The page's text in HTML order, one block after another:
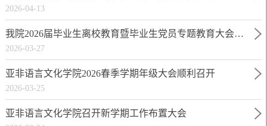
2026-04-13
我院2026届毕业生离校教育暨毕业生党员专题教育大会顺利召开
2026-03-27
亚非语言文化学院2026春季学期年级大会顺利召开
2026-03-25
亚非语言文化学院召开新学期工作布置大会